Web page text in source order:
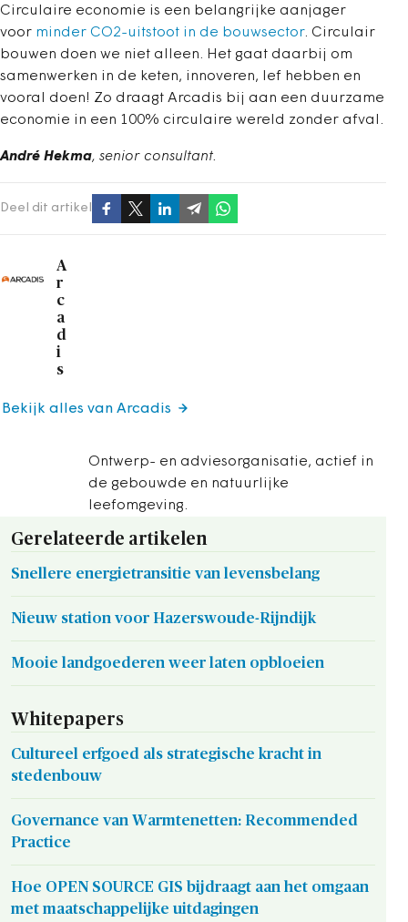
Circulaire economie is een belangrijke aanjager
voor minder CO2-uitstoot in de bouwsector. Circulair
bouwen doen we niet alleen. Het gaat daarbij om
samenwerken in de keten, innoveren, lef hebben en
vooral doen! Zo draagt Arcadis bij aan een duurzame
economie in een 100% circulaire wereld zonder afval.
André Hekma, senior consultant.
Deel dit artikel
A
r
c
a
d
i
s
Ontwerp- en adviesorganisatie, actief in
de gebouwde en natuurlijke
leefomgeving.
Bekijk alles van Arcadis
Gerelateerde artikelen
Snellere energietransitie van levensbelang
Nieuw station voor Hazerswoude-Rijndijk
Mooie landgoederen weer laten opbloeien
Whitepapers
Cultureel erfgoed als strategische kracht in
stedenbouw
Governance van Warmtenetten: Recommended
Practice
Hoe OPEN SOURCE GIS bijdraagt aan het omgaan
met maatschappelijke uitdagingen